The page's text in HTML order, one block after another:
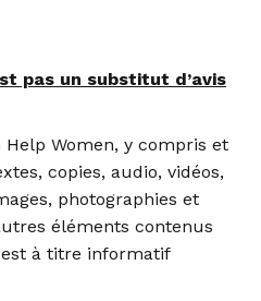
pas un substitut d’avis
Women, y compris et
copies, audio, vidéos,
photographies et
éléments contenus
à titre informatif